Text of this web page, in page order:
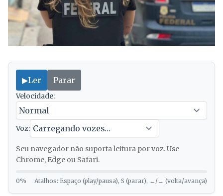
▶Ler Parar
Velocidade:
Voz:
Seu navegador não suporta leitura por voz. Use
Chrome, Edge ou Safari.
0% Atalhos: Espaço (play/pausa), S (parar), ←/→ (volta/avança)